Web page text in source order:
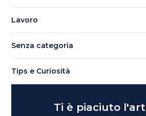
Lavoro
Senza categoria
Tips e Curiosità
Ti è piaciuto